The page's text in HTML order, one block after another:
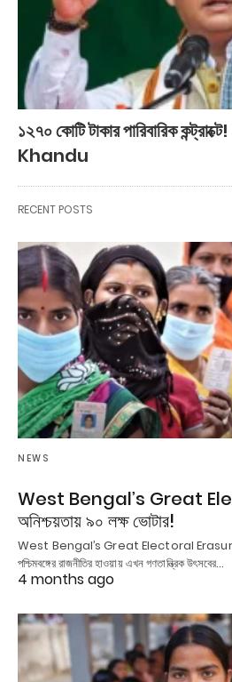
১২৭০ কোটি টাকার পারিবারিক
Khandu
RECENT POSTS
NEWS
West Bengal’s Great
অনিশ্চয়তায় ৯০ লক্ষ ভোটার!
West Bengal’s Great Electoral Erasure:
পশ্চিমবঙ্গের রাজনীতির হাওয়ায় এখন গণতান্ত্রিক উৎসবের…
4 months ago